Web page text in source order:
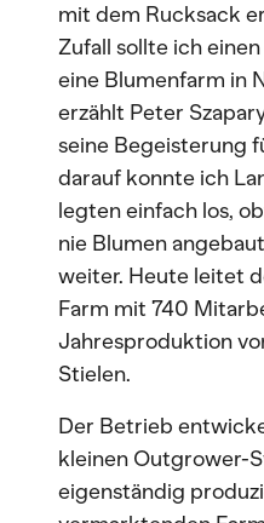
mit dem Rucksack
Zufall sollte ich
eine Blumenfarm in
erzählt Peter
seine Begeisterung
darauf konnte ich
legten einfach los,
nie Blumen
weiter. Heute leitet
Farm mit 740
Jahresproduktion
Stielen.
Der Betrieb
kleinen Outgrower-
eigenständig